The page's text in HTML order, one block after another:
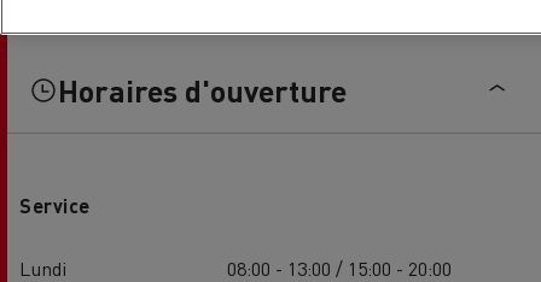
Horaires d'ouverture
Service
Lundi
08:00 - 13:00 / 15:00 - 20:00